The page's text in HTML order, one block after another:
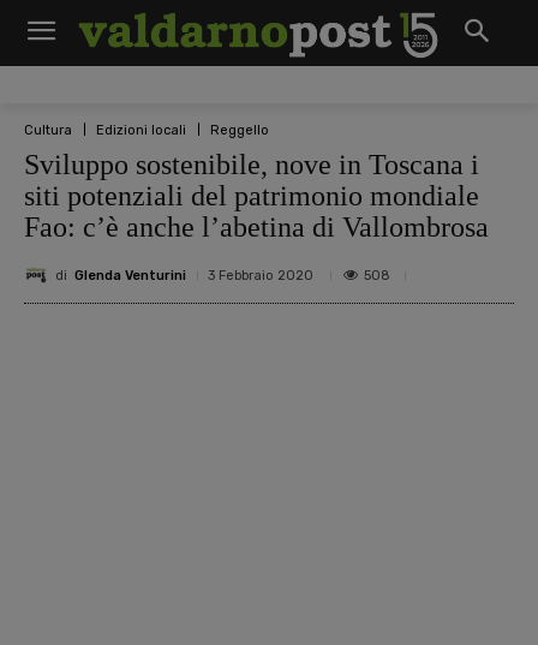
Cultura Edizioni locali Reggello
Sviluppo sostenibile, nove in Toscana i
siti potenziali del patrimonio mondiale
Fao: c’è anche l’abetina di Vallombrosa
di Glenda Venturini 3 Febbraio 2020 508